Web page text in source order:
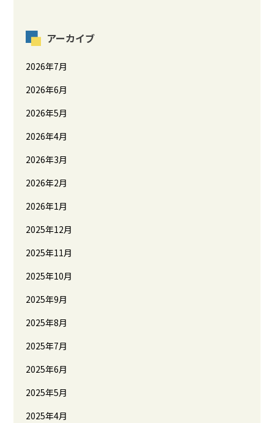
アーカイブ
2026年7月
2026年6月
2026年5月
2026年4月
2026年3月
2026年2月
2026年1月
2025年12月
2025年11月
2025年10月
2025年9月
2025年8月
2025年7月
2025年6月
2025年5月
2025年4月